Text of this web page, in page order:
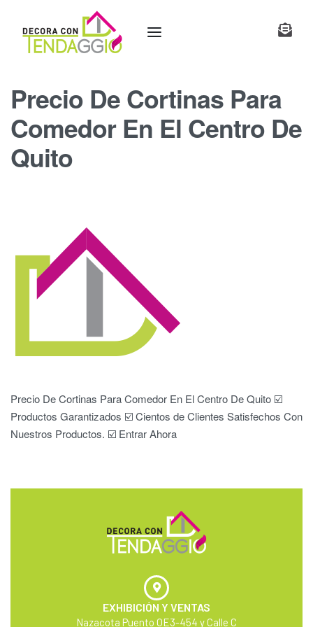
Precio De Cortinas Para
Comedor En El Centro De
Quito
Precio De Cortinas Para Comedor En El Centro De Quito ☑️
Productos Garantizados ☑️ Cientos de Clientes Satisfechos Con
Nuestros Productos. ☑️ Entrar Ahora
EXHIBICIÓN Y VENTAS
Nazacota Puento OE3-454 y Calle C